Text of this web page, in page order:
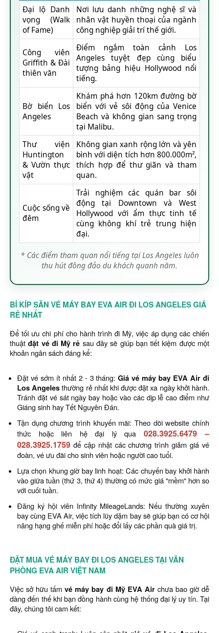
Đại lộ Danh
vọng (Walk
of Fame)
Nơi lưu danh những nghệ sĩ và
nhân vật huyền thoại của ngành
công nghiệp giải trí thế giới.
Công viên
Griffith & Đài
thiên văn
Điểm ngắm toàn cảnh Los
Angeles tuyệt đẹp cùng biểu
tượng bảng hiệu Hollywood nổi
tiếng.
Bờ biển Los
Angeles
Khám phá hơn 120km đường bờ
biển với vẻ sôi động của Venice
Beach và không gian sang trọng
tại Malibu.
Thư viện
Huntington
& Vườn thực
vật
Không gian xanh rộng lớn và yên
bình với diện tích hơn 800.000m²,
thích hợp để thư giãn và tham
quan.
Cuộc sống về
đêm
Trải nghiệm các quán bar sôi
động tại Downtown và West
Hollywood với ẩm thực tinh tế
cùng không khí trẻ trung hiện
đại.
* Các điểm tham quan nổi tiếng tại Los Angeles luôn
thu hút đông đảo du khách quanh năm.
BÍ KÍP SĂN VÉ MÁY BAY EVA AIR ĐI LOS ANGELES GIÁ
RẺ NHẤT
Để tối ưu chi phí cho hành trình đi Mỹ, việc áp dụng các chiến
thuậtđặt vé đi Mỹ rẻ sau đây sẽ giúp bạn tiết kiệm được một
khoản ngân sách đáng kể:
Đặt vé sớm ít nhất 2 - 3 tháng:Giá vé máy bay EVA Air đi
Los Angelesthường rẻ nhất khi được đặt xa ngày khởi hành.
Tránh đặt vé sát ngày bay hoặc vào các dịp lễ cao điểm như
Giáng sinh hay Tết Nguyên Đán.
Tận dụng chương trình khuyến mãi: Theo dõi website chính
thức hoặc liên hệ đại lý qua 028.3925.6479–
028.3925.1759 để cập nhật các chương trình giảm giá vé
đoàn, vé ưu đãi cho sinh viên hoặc người cao tuổi.
Lựa chọn khung giờ bay linh hoạt: Các chuyến bay khởi hành
vào giữa tuần (thứ 3, thứ 4) thường có mức giá "mềm" hơn so
với cuối tuần.
Đăng ký hội viên Infinity MileageLands: Nếu thường xuyên
bay cùng EVA Air, việc tích lũy dặm bay sẽ giúp bạn có cơ hội
nâng hạng ghế miễn phí hoặc đổi lấy các phần quà giá trị.
ĐẶT MUA VÉ MÁY BAY ĐI LOS ANGELES TẠI VĂN
PHÒNG EVA AIR VIỆT NAM
Việc sở hữu tấm vé máy bay đi Mỹ EVA Air chưa bao giờ dễ
dàng đến thế khi bạn đồng hành cùng hệ thống đại lý uy tín. Tại
đây, chúng tôi cam kết: